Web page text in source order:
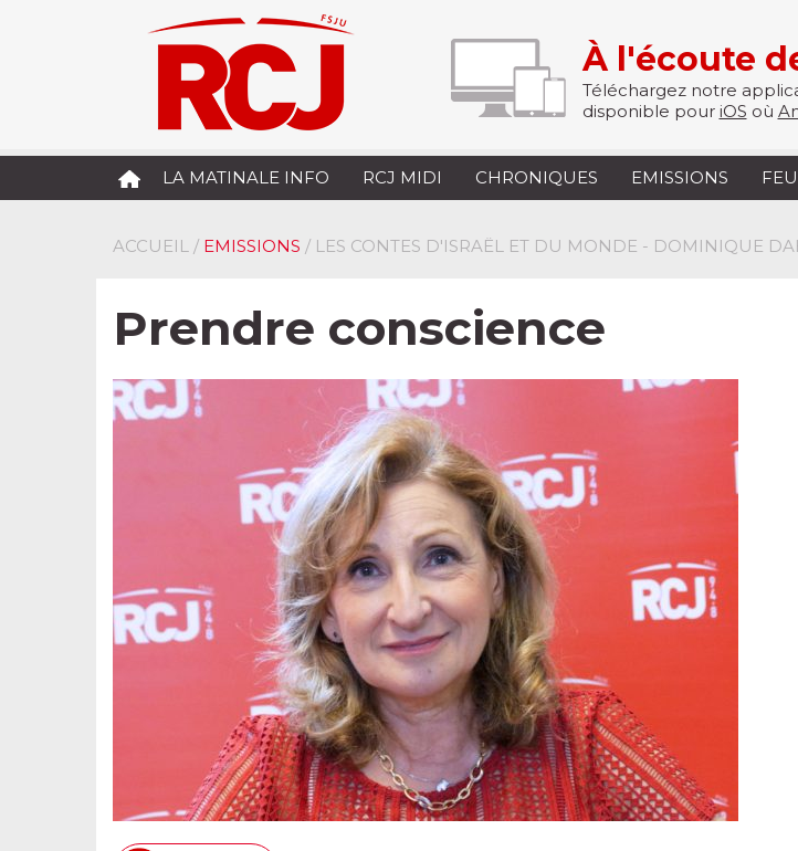
À l'écoute
Téléchargez notre
disponible pour iOS où
LA MATINALE INFO RCJ MIDI CHRONIQUES EMISSIONS
ACCUEIL / EMISSIONS / LES CONTES D'ISRAËL ET DU MONDE - DOMINIQUE
Prendre conscience